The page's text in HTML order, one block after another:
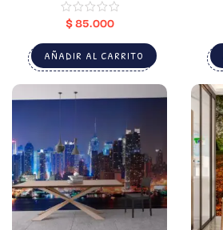
$85.000
AÑADIR AL CARRITO